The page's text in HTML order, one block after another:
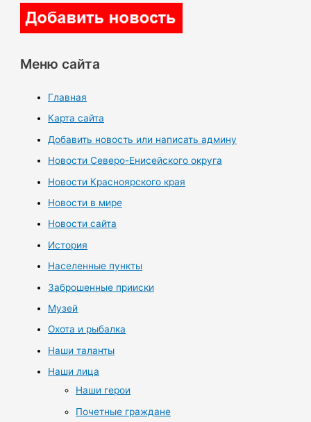
Меню сайта
Главная
Карта сайта
Добавить новость или написать админу
Новости Северо-Енисейского округа
Новости Красноярского края
Новости в мире
Новости сайта
История
Населенные пункты
Заброшенные прииски
Музей
Охота и рыбалка
Наши таланты
Наши лица
Наши герои
Почетные граждане